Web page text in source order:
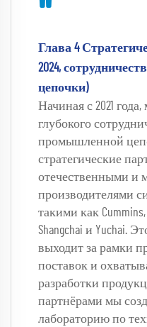
"
Глава 4
2024,
цепочки)
Начиная с 2021
глубокого
промышленной
стратегические
отечественными и
производителями
такими как Cummins,
Shangchai и Yuchai.
выходит за рамки
поставок и
разработки
партнёрами мы
лабораторию по